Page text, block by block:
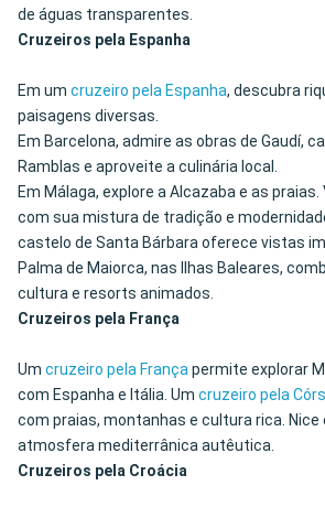
de águas transparentes.
Cruzeiros pela Espanha
Em um cruzeiro pela Espanha, descubra
paisagens diversas.
Em Barcelona, admire as obras de Gaudí,
Ramblas e aproveite a culinária local.
Em Málaga, explore a Alcazaba e as
com sua mistura de tradição e
castelo de Santa Bárbara oferece vistas
Palma de Maiorca, nas Ilhas Baleares,
cultura e resorts animados.
Cruzeiros pela França
Um cruzeiro pela Françapermite explorar
com Espanha e Itália. Um cruzeiro pela
com praias, montanhas e cultura rica.
atmosfera mediterrânica autêutica.
Cruzeiros pela Croácia